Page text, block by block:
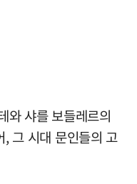
와 샤를 보들레르의
그 시대 문인들의 고